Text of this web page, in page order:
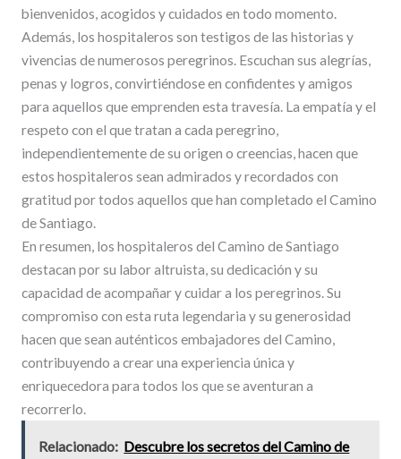
bienvenidos, acogidos y cuidados en todo momento.
Además, los hospitaleros son testigos de las historias y
vivencias de numerosos peregrinos. Escuchan sus alegrías,
penas y logros, convirtiéndose en confidentes y amigos
para aquellos que emprenden esta travesía. La empatía y el
respeto con el que tratan a cada peregrino,
independientemente de su origen o creencias, hacen que
estos hospitaleros sean admirados y recordados con
gratitud por todos aquellos que han completado el Camino
de Santiago.
En resumen, los hospitaleros del Camino de Santiago
destacan por su labor altruista, su dedicación y su
capacidad de acompañar y cuidar a los peregrinos. Su
compromiso con esta ruta legendaria y su generosidad
hacen que sean auténticos embajadores del Camino,
contribuyendo a crear una experiencia única y
enriquecedora para todos los que se aventuran a
recorrerlo.
Relacionado: Descubre los secretos del Camino de